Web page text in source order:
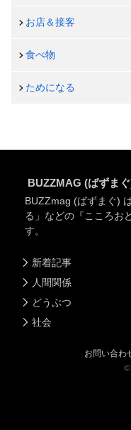
お店＆接客
食べ物
ためになる
BUZZMAG (ばずま
BUZZmag (ばずまぐ)
る」などの『こころお
す。
新着記事
人間関係
どうぶつ
社会
お問い合わ
©